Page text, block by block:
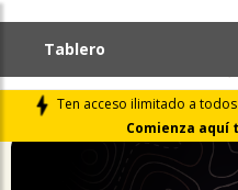
array ( )
Ten acceso ilimitado a
Comienza
Tablero
PERFIL